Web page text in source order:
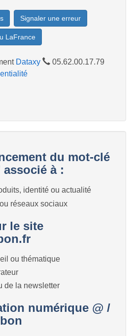
Signaler une erreur
LaFrance
Dataxy
05.62.00.17.79
du mot-clé
à :
identité ou actualité
réseaux sociaux
le site
ou thématique
de la newsletter
numérique @ /